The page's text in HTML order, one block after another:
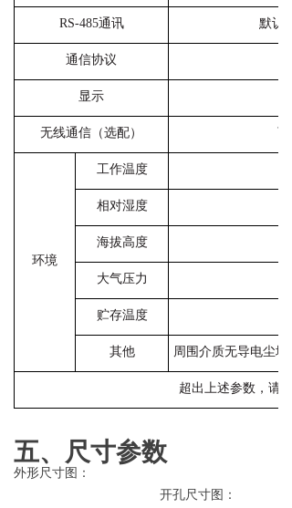
RS-485通讯 默认
通信协议
显示
无线通信（选配）
环境
工作温度
相对湿度
海拔高度
大气压力
贮存温度
其他 周围介质无导电尘
超出上述参数，请
五、尺寸参数
外形尺寸图：
开孔尺寸图：